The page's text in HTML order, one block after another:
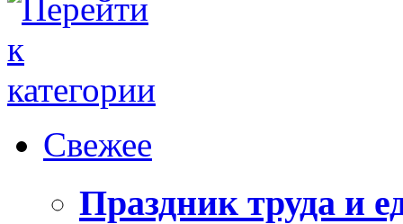
Свежее
Праздник труда и